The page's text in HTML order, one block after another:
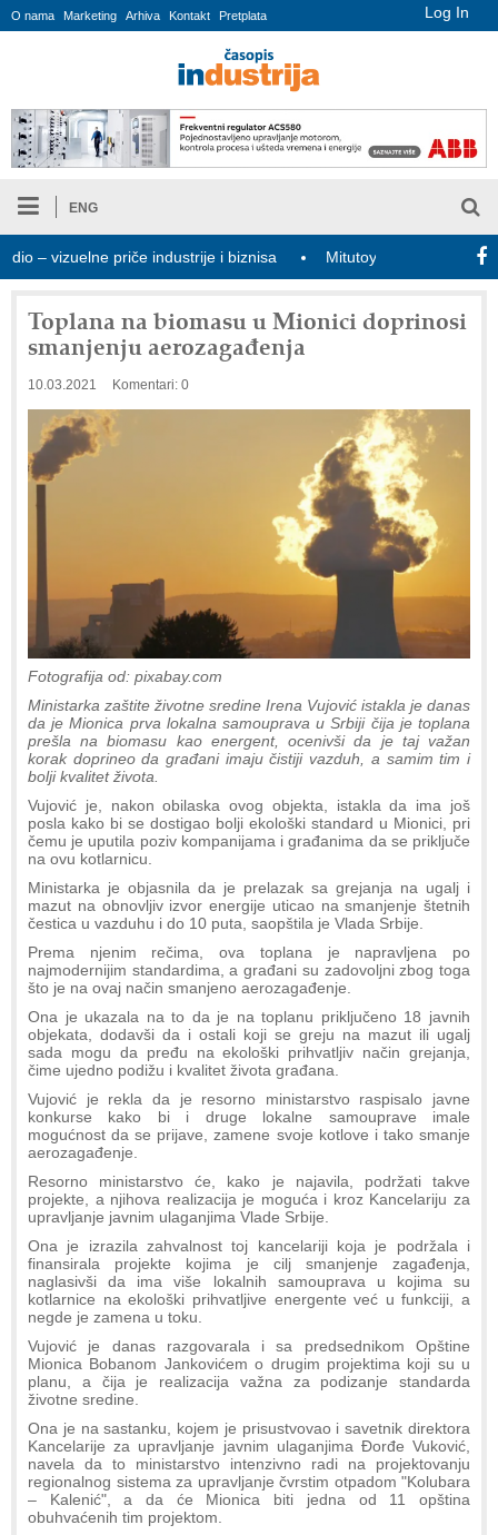
Log In
O nama Marketing Arhiva Kontakt Pretplata
ENG
vizuelne priče industrije i biznisa Mitutoyo Crysta-Apex V
Toplana na biomasu u Mionici doprinosi
smanjenju aerozagađenja
10.03.2021 Komentari: 0
Fotografija od: pixabay.com
Ministarka zaštite životne sredine Irena Vujović istakla je danas
da je Mionica prva lokalna samouprava u Srbiji čija je toplana
prešla na biomasu kao energent, ocenivši da je taj važan
korak doprineo da građani imaju čistiji vazduh, a samim tim i
bolji kvalitet života.
Vujović je, nakon obilaska ovog objekta, istakla da ima još
posla kako bi se dostigao bolji ekološki standard u Mionici, pri
čemu je uputila poziv kompanijama i građanima da se priključe
na ovu kotlarnicu.
Ministarka je objasnila da je prelazak sa grejanja na ugalj i
mazut na obnovljiv izvor energije uticao na smanjenje štetnih
čestica u vazduhu i do 10 puta, saopštila je Vlada Srbije.
Prema njenim rečima, ova toplana je napravljena po
najmodernijim standardima, a građani su zadovoljni zbog toga
što je na ovaj način smanjeno aerozagađenje.
Ona je ukazala na to da je na toplanu priključeno 18 javnih
objekata, dodavši da i ostali koji se greju na mazut ili ugalj
sada mogu da pređu na ekološki prihvatljiv način grejanja,
čime ujedno podižu i kvalitet života građana.
Vujović je rekla da je resorno ministarstvo raspisalo javne
konkurse kako bi i druge lokalne samouprave imale
mogućnost da se prijave, zamene svoje kotlove i tako smanje
aerozagađenje.
Resorno ministarstvo će, kako je najavila, podržati takve
projekte, a njihova realizacija je moguća i kroz Kancelariju za
upravljanje javnim ulaganjima Vlade Srbije.
Ona je izrazila zahvalnost toj kancelariji koja je podržala i
finansirala projekte kojima je cilj smanjenje zagađenja,
naglasivši da ima više lokalnih samouprava u kojima su
kotlarnice na ekološki prihvatljive energente već u funkciji, a
negde je zamena u toku.
Vujović je danas razgovarala i sa predsednikom Opštine
Mionica Bobanom Jankovićem o drugim projektima koji su u
planu, a čija je realizacija važna za podizanje standarda
životne sredine.
Ona je na sastanku, kojem je prisustvovao i savetnik direktora
Kancelarije za upravljanje javnim ulaganjima Đorđe Vuković,
navela da to ministarstvo intenzivno radi na projektovanju
regionalnog sistema za upravljanje čvrstim otpadom "Kolubara
– Kalenić", a da će Mionica biti jedna od 11 opština
obuhvaćenih tim projektom.